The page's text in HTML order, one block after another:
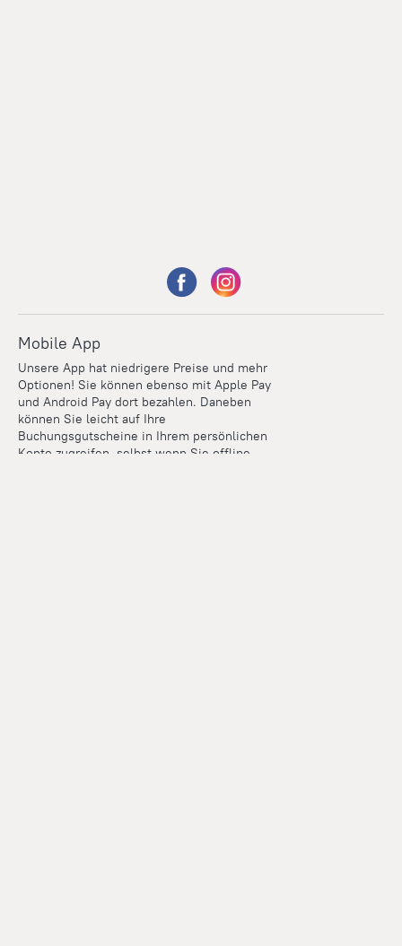
Mobile App
Unsere App hat niedrigere Preise und mehr
Optionen! Sie können ebenso mit Apple Pay
und Android Pay dort bezahlen. Daneben
können Sie leicht auf Ihre
Buchungsgutscheine in Ihrem persönlichen
Konto zugreifen, selbst wenn Sie offline